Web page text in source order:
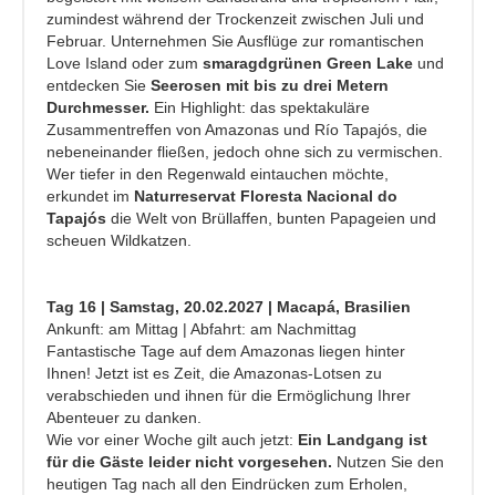
zumindest während der Trockenzeit zwischen Juli und
Februar. Unternehmen Sie Ausflüge zur romantischen
Love Island oder zum smaragdgrünen Green Lake und
entdecken Sie Seerosen mit bis zu drei Metern
Durchmesser. Ein Highlight: das spektakuläre
Zusammentreffen von Amazonas und Río Tapajós, die
nebeneinander fließen, jedoch ohne sich zu vermischen.
Wer tiefer in den Regenwald eintauchen möchte,
erkundet im Naturreservat Floresta Nacional do
Tapajós die Welt von Brüllaffen, bunten Papageien und
scheuen Wildkatzen.
Tag 16 | Samstag, 20.02.2027 | Macapá, Brasilien
Ankunft: am Mittag | Abfahrt: am Nachmittag
Fantastische Tage auf dem Amazonas liegen hinter
Ihnen! Jetzt ist es Zeit, die Amazonas-Lotsen zu
verabschieden und ihnen für die Ermöglichung Ihrer
Abenteuer zu danken.
Wie vor einer Woche gilt auch jetzt: Ein Landgang ist
für die Gäste leider nicht vorgesehen. Nutzen Sie den
heutigen Tag nach all den Eindrücken zum Erholen,